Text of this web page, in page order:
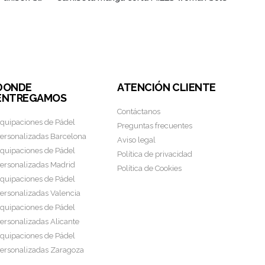
de Pádel
Barcelona
de Pádel
Madrid
de Pádel
Valencia
de Pádel
Alicante
de Pádel
Zaragoza
ATENCIÓN CLIENTE
Contáctanos
Preguntas frecuentes
Aviso legal
Política de privacidad
Política de Cookies